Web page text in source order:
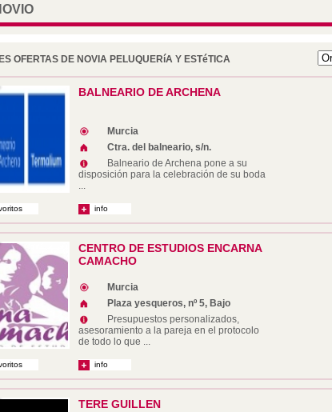
OFERTAS DE NOVIA PELUQUERíA Y ESTéTICA
BALNEARIO DE ARCHENA
Murcia
Ctra. del balneario, s/n.
Balneario de Archena pone a su
disposición para la celebración de su boda
...
info
CENTRO DE ESTUDIOS ENCARNA
CAMACHO
Murcia
Plaza yesqueros, nº 5, Bajo
Presupuestos personalizados,
asesoramiento a la pareja en el protocolo
de todo lo que ...
info
TERE GUILLEN